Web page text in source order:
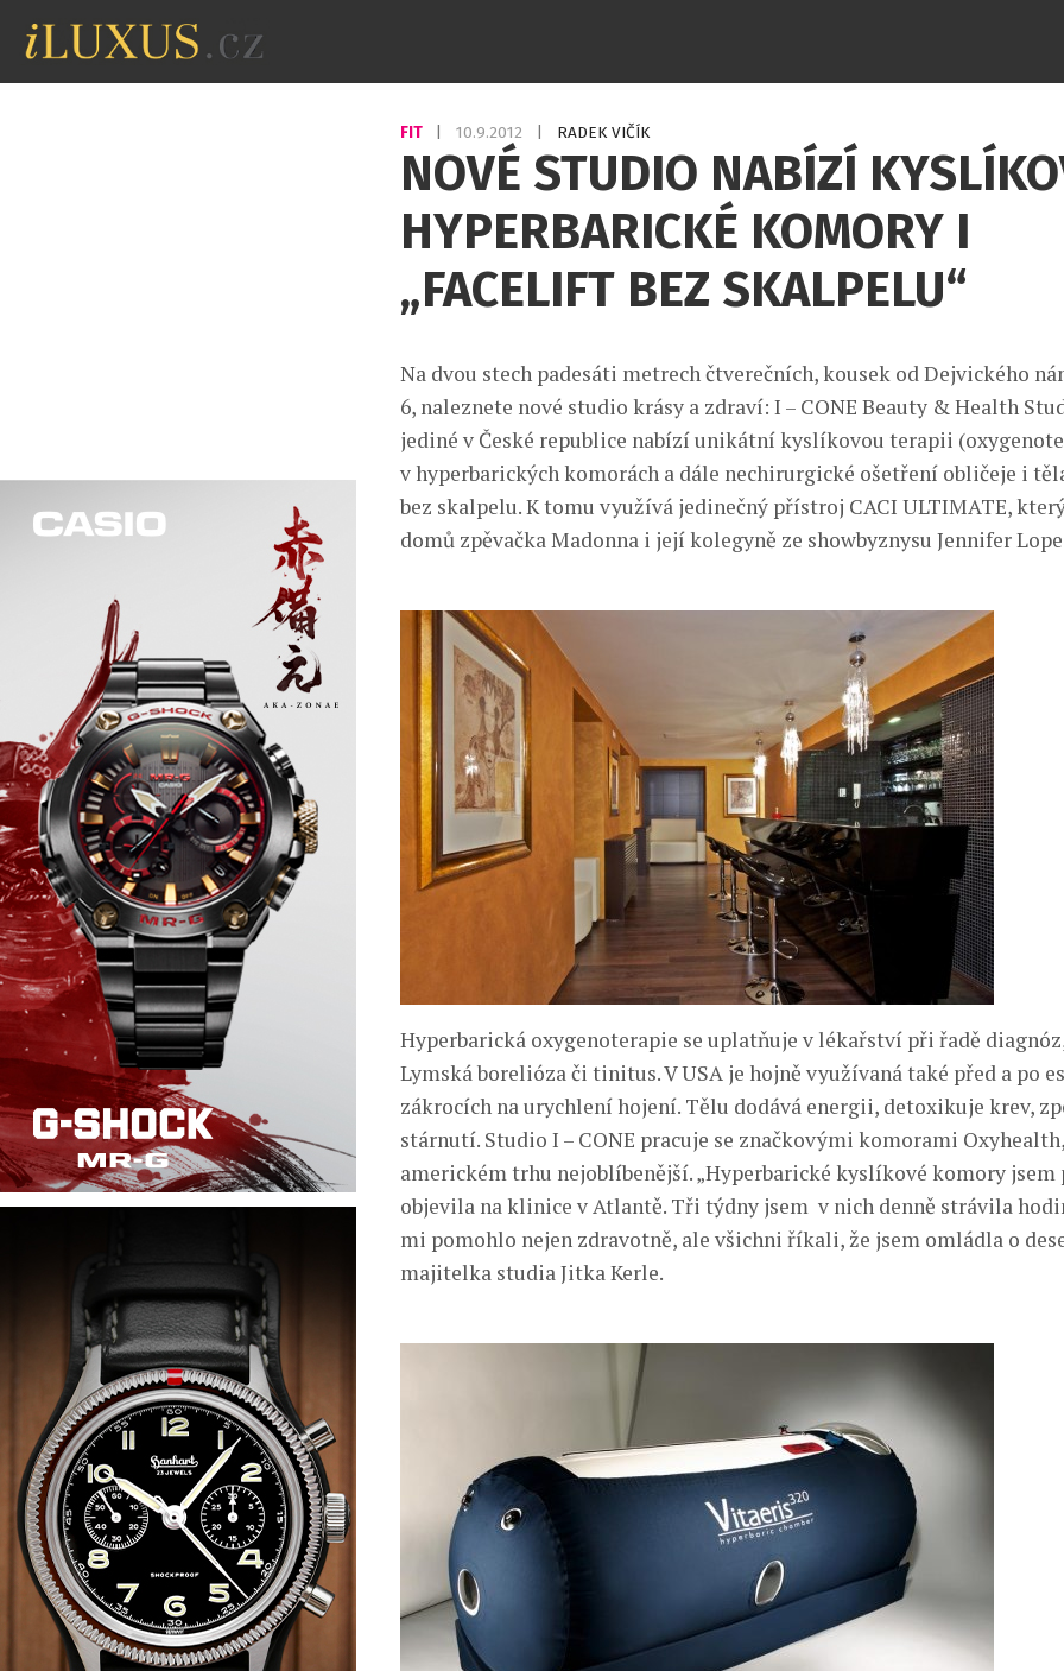
FIT 10.9.2012 RADEK VIČÍK
NOVÉ STUDIO NABÍZÍ
HYPERBARICKÉ KOMORY I
„FACELIFT BEZ SKALPELU“
Na dvou stech padesáti metrech čtverečních, kousek od Dejvického
6, naleznete nové studio krásy a zdraví: I – CONE Beauty & Health
jediné v České republice nabízí unikátní kyslíkovou terapii
v hyperbarických komorách a dále nechirurgické ošetření obličeje i
bez skalpelu. K tomu využívá jedinečný přístroj CACI ULTIMATE,
domů zpěvačka Madonna i její kolegyně ze showbyznysu Jennifer
Hyperbarická oxygenoterapie se uplatňuje v lékařství při řadě
Lymská borelióza či tinitus. V USA je hojně využívaná také před a po
zákrocích na urychlení hojení. Tělu dodává energii, detoxikuje krev,
stárnutí. Studio I – CONE pracuje se značkovými komorami
americkém trhu nejoblíbenější. „Hyperbarické kyslíkové komory jsem
objevila na klinice v Atlantě. Tři týdny jsem v nich denně strávila
mi pomohlo nejen zdravotně, ale všichni říkali, že jsem omládla o
majitelka studia Jitka Kerle.